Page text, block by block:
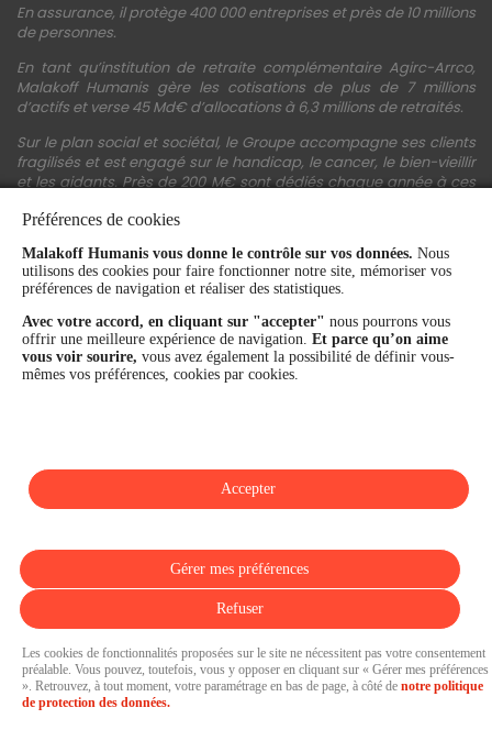
En assurance, il protège 400 000 entreprises et près de 10 millions
de personnes.
En tant qu’institution de retraite complémentaire Agirc-Arrco,
Malakoff Humanis gère les cotisations de plus de 7 millions
d’actifs et verse 45 Md€ d’allocations à 6,3 millions de retraités.
Sur le plan social et sociétal, le Groupe accompagne ses clients
fragilisés et est engagé sur le handicap, le cancer, le bien-vieillir
et les aidants. Près de 200 M€ sont dédiés chaque année à ces
financière et la performance du Groupe sont confirmées par une
notation A+ attribuée depuis 4 ans par S&P Global Ratings et
Fitch Ratings. Sur les plans extra-financiers, Malakoff Humanis
figure parmi les 2% des entreprises les mieux notées au monde
en matière de critères RSE (Ecovadis, niveau Gold - 81/100 en
2026). Enfin, Malakoff Humanis est certifié Top Employer France
par le Top Employers Institute depuis 3 ans.
Pressroom propulsée par
Préférences de cookies
Malakoff Humanis vous donne le contrôle sur vos données. Nous
utilisons des cookies pour faire fonctionner notre site, mémoriser vos
préférences de navigation et réaliser des statistiques.
Avec votre accord, en cliquant sur "accepter" nous pourrons vous
offrir une meilleure expérience de navigation. Et parce qu’on aime
vous voir sourire, vous avez également la possibilité de définir vous-
mêmes vos préférences, cookies par cookies.
Les cookies de fonctionnalités proposées sur le site ne nécessitent pas votre consentement
préalable. Vous pouvez, toutefois, vous y opposer en cliquant sur « Gérer mes préférences
». Retrouvez, à tout moment, votre paramétrage en bas de page, à côté de notre politique
de protection des données.
Refuser
Gérer mes préférences
Accepter